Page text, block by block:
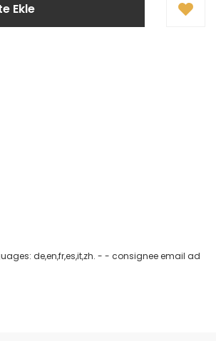
Ekle
de,en,fr,es,it,zh. - - consignee email ad